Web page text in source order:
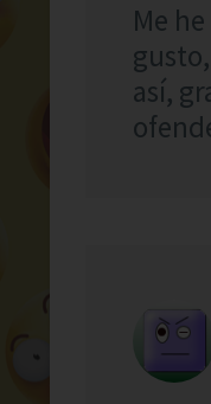
Me
así,